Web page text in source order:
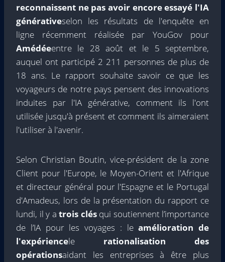
reconnaissent ne pas avoir encore essayé l'IA
générativeselon les résultats de l'enquête en
ligne récemment réalisée par YouGov pour
Amédéeentre le 28 août et le 5 septembre,
auquel ont participé 2 211 personnes de plus de
18 ans. Le rapport souhaite savoir ce que les
voyageurs de notre pays pensent des innovations
induites par l'IA générative, comment ils l'ont
utilisée jusqu'à présent et comment ils aimeraient
l'utiliser à l'avenir.
Selon Christian Boutin, vice-président de la zone
Client pour l'Europe, le Moyen-Orient et l'Afrique
et directeur général pour l'Espagne et le Portugal
d'Amadeus, lors de la présentation du rapport ce
lundi, il y a trois clésqui soutiennent l’importance
de l’IA pour les voyages : leamélioration de
l'expériencele rationalisation des
opérationsaidant les entreprises à être plus